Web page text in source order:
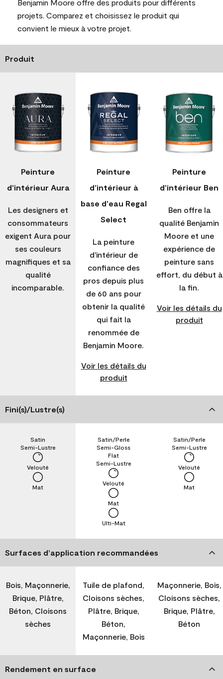
Benjamin Moore offre des produits pour différents
projets. Comparez et choisissez le produit qui
convient le mieux à votre projet.
Produit
Peinture
d'intérieur Aura
Les designers et
consommateurs
exigent Aura pour
ses couleurs
magnifiques et sa
qualité
incomparable.
Peinture
d’intérieur à
base d'eau Regal
Select
La peinture
d'intérieur de
confiance des
pros depuis plus
de 60 ans pour
obtenir la qualité
qui fait la
renommée de
Benjamin Moore.
Voir les détails du
produit
Peinture
d'intérieur Ben
Ben offre la
qualité Benjamin
Moore et une
expérience de
peinture sans
effort, du début à
la fin.
Voir les détails du
produit
Fini(s)/Lustre(s)
Mat
Velouté
Semi-Lustre
Satin
Ulti-Mat
Mat
Velouté
Semi-Lustre
Flat
Semi-Gloss
Satin/Perle
Mat
Velouté
Semi-Lustre
Satin/Perle
Surfaces d’application recommandées
Bois, Maçonnerie,
Brique, Plâtre,
Béton, Cloisons
sèches
Tuile de plafond,
Cloisons sèches,
Plâtre, Brique,
Béton,
Maçonnerie, Bois
Maçonnerie, Bois,
Cloisons sèches,
Brique, Plâtre,
Béton
Rendement en surface